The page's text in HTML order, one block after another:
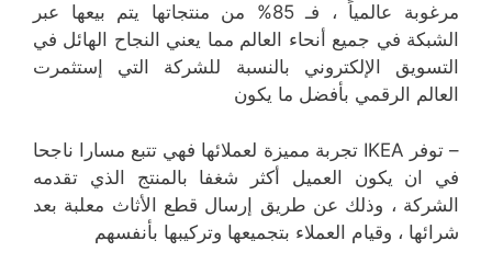
مرغوبة عالمياً ، فـ 85% من منتجاتها يتم بيعها عبر
الشبكة في جميع أنحاء العالم مما يعني النجاح الهائل في
التسويق الإلكتروني بالنسبة للشركة التي إستثمرت
العالم الرقمي بأفضل ما يكون
– توفر IKEA تجربة مميزة لعملائها فهي تتبع مسارا ناجحا
في ان يكون العميل أكثر شغفا بالمنتج الذي تقدمه
الشركة ، وذلك عن طريق إرسال قطع الأثاث معلبة بعد
شرائها ، وقيام العملاء بتجميعها وتركيبها بأنفسهم